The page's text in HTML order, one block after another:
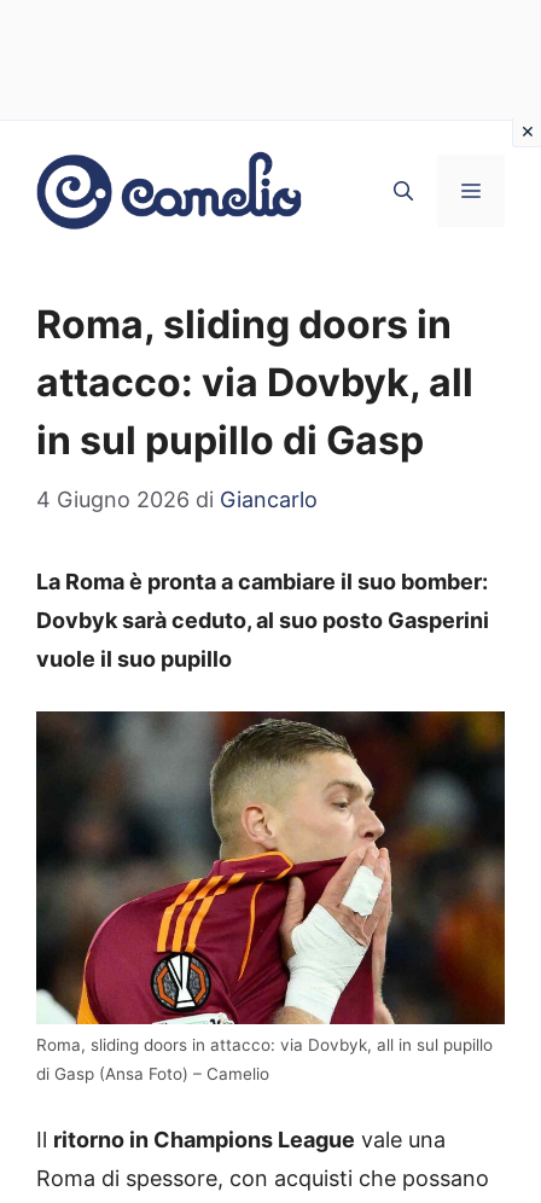
contenuto
MENU
Roma, sliding doors in
attacco: via Dovbyk, all
in sul pupillo di Gasp
4 Giugno 2026 di Giancarlo
La Roma è pronta a cambiare il suo bomber:
Dovbyk sarà ceduto, al suo posto Gasperini
vuole il suo pupillo
Roma, sliding doors in attacco: via Dovbyk, all in sul pupillo
di Gasp (Ansa Foto) – Camelio
Il ritorno in Champions League vale una
Roma di spessore, con acquisti che possano